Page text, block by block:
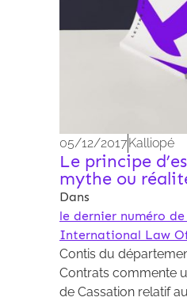
05/12/2017Kalliopé
Le principe
mythe ou
Dans
le dernier numéro
International Law
Contis du
Contrats commente
de Cassation relatif